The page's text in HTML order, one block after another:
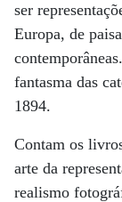
ser
Europa, de
fantasma das
1894.
Contam os
arte da
realismo